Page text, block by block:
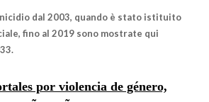
dal 2003, quando è stato istituito
fino al 2019 sono mostrate qui